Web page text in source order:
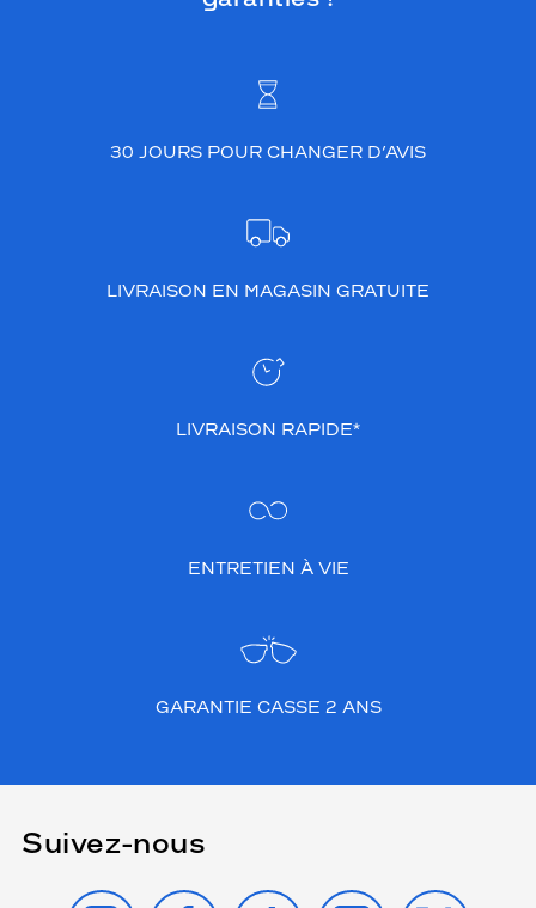
30 JOURS POUR CHANGER D’AVIS
LIVRAISON EN MAGASIN GRATUITE
LIVRAISON RAPIDE*
ENTRETIEN À VIE
GARANTIE CASSE 2 ANS
Suivez-nous
INSTAGRAMFACEBOOK
TIKTOK YOUTUBE
X